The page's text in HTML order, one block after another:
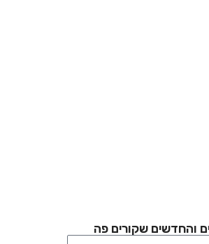
והחדשים שקורים פה